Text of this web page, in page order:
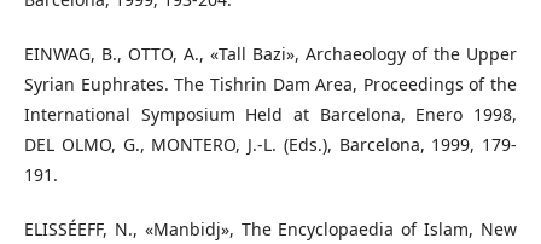
EINWAG, B., OTTO, A., «Tall Bazi», Archaeology of the Upper
Syrian Euphrates. The Tishrin Dam Area, Proceedings of the
International Symposium Held at Barcelona, Enero 1998,
DEL OLMO, G., MONTERO, J.-L. (Eds.), Barcelona, 1999, 179-
191.
ELISSÉEFF, N., «Manbidj», The Encyclopaedia of Islam, New